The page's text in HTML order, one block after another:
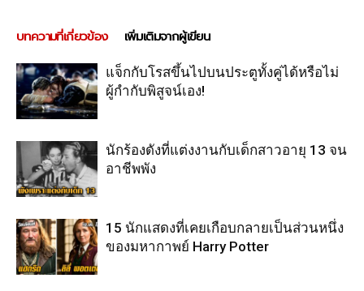
บทความที่เกี่ยวข้อง เพิ่มเติมจากผู้เขียน
แจ็กกับโรสขึ้นไปบนประตูทั้งคู่ได้หรือไม่
ผู้กำกับพิสูจน์เอง!
นักร้องดังที่แต่งงานกับเด็กสาวอายุ 13 จน
อาชีพพัง
15 นักแสดงที่เคยเกือบกลายเป็นส่วนหนึ่ง
ของมหากาพย์ Harry Potter